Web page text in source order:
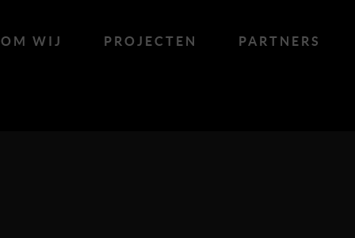
WIJ PROJECTEN PARTNERS